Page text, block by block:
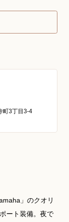
町3丁目3-4
」のクオリ
ート装備。夜で